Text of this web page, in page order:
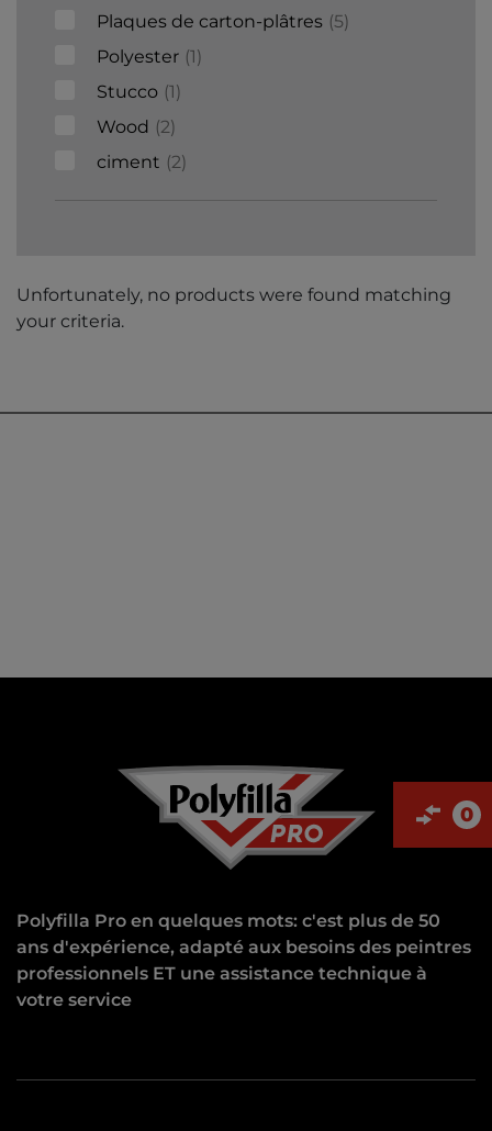
Plaques de carton-plâtres 5
Polyester 1
Stucco 1
Wood
2
ciment
2
Unfortunately, no products were found matching
your criteria.
0
Polyfilla Pro en quelques mots: c'est plus de 50
ans d'expérience, adapté aux besoins des peintres
professionnels ET une assistance technique à
votre service